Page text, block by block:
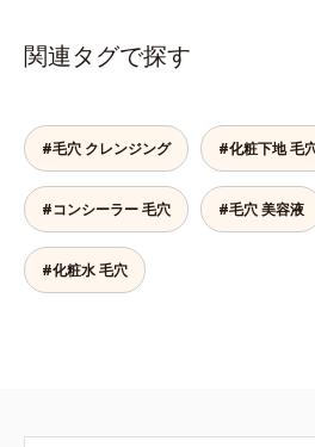
目立たなくする*4 洗浄による汚れ
※敏感肌対象パッチテスト済（すべ
ての人に皮膚刺激がおきないという
シ
ド、
ヘキ
然ビ
ン酸
る
な
では
キビの原因となる毛穴の詰まりとメ
にオルビスのニキビ対策スキンケア
「クリアフルシリーズ」と共通の成
分も配合し、クリアな肌へ。肌への
摩擦を軽減させるための厚みのある
テクスチャーと、たっぷり40％のう
るおい成分、植物由来の洗浄成分も
配合し、繊細な肌をやさしく洗い上
で
ひき
で、
す。
さら
関連タグで探す
#毛穴 クレンジング #化粧下地 毛
#コンシーラー 毛穴 #毛穴 美容液
#化粧水 毛穴